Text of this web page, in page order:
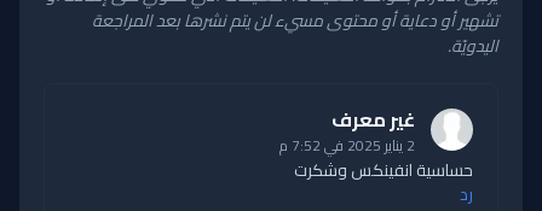
تشهير أو دعاية أو محتوى مسيء لن يتم نشرها بعد المراجعة
اليدويّة.
غير معرف
2 يناير 2025 في 7:52 م
حساسية انفينكس وشكرت
رد